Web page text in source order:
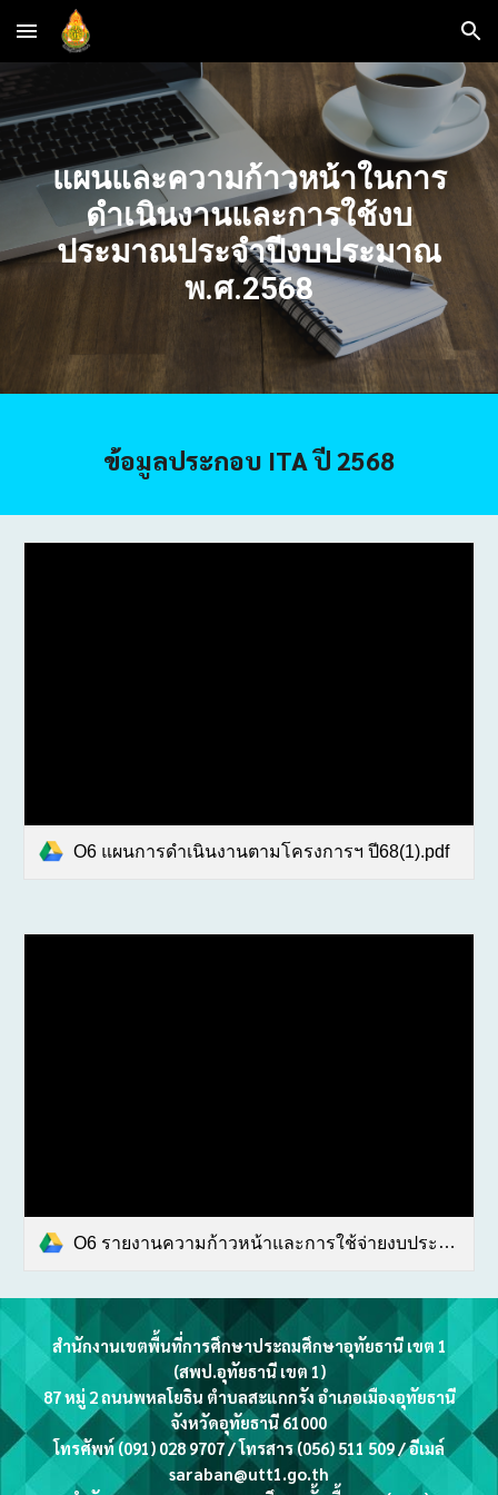
Skip to main content Skip to navigation
แผนและความก้าวหน้าในการ
ดำเนินงานและการใช้งบ
ประมาณประจำปีงบประมาณ
พ.ศ.2568
ข้อมูลประกอบ ITA ปี 2568
O6 แผนการดำเนินงานตามโครงการฯ ปี68(1).pdf
O6 รายงานความก้าวหน้าและการใช้จ่ายงบประมาณ (2).pdf
สำนักงานเขตพื้นที่การศึกษาประถมศึกษาอุทัยธานี เขต 1
(สพป.อุทัยธานี เขต 1)
87 หมู่ 2 ถนนพหลโยธิน ตำบลสะแกกรัง อำเภอเมืองอุทัยธานี
จังหวัดอุทัยธานี 61000
โทรศัพท์ (091) 028 9707/ โทรสาร (056) 511 509 / อีเมล์
saraban@utt1.go.th